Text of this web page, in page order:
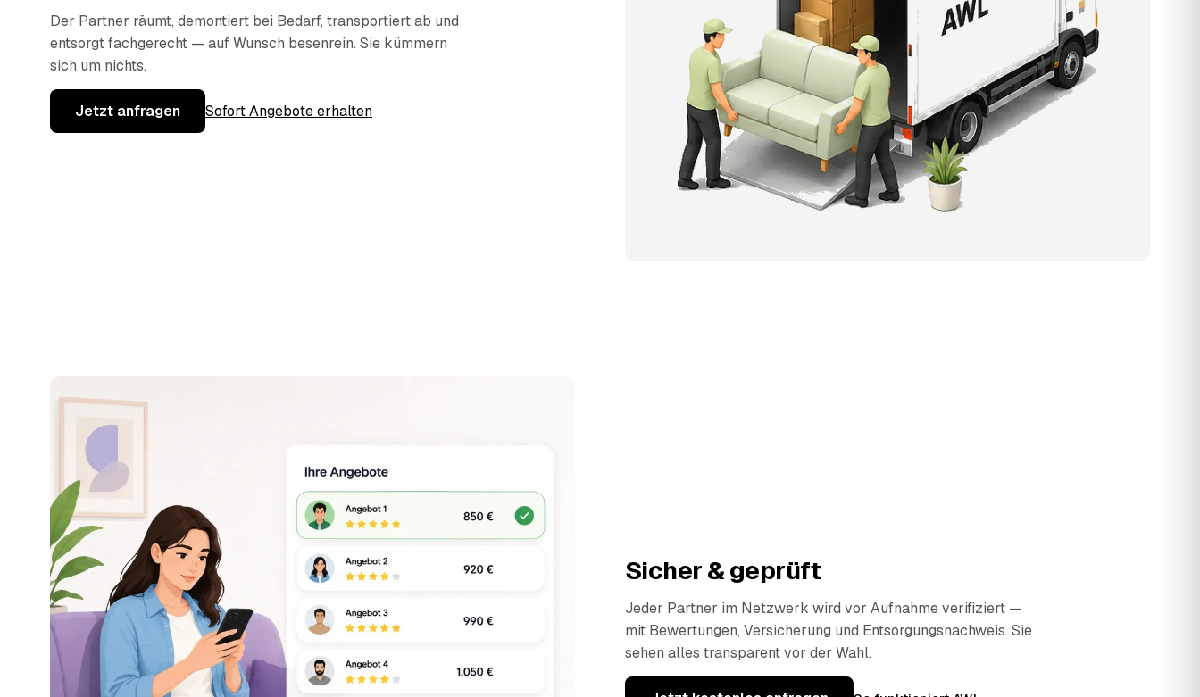
Der Partner räumt, demontiert bei Bedarf, transportiert ab und
entsorgt fachgerecht — auf Wunsch besenrein. Sie kümmern
sich um nichts.
Jetzt anfragen Sofort Angebote erhalten
Sicher & geprüft
Jeder Partner im Netzwerk wird vor Aufnahme verifiziert —
mit Bewertungen, Versicherung und Entsorgungsnachweis. Sie
sehen alles transparent vor der Wahl.